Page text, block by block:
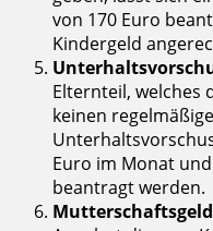
von 170 Euro
Kindergeld
Elternteil, welches
keinen
Euro im Monat
beantragt werden.